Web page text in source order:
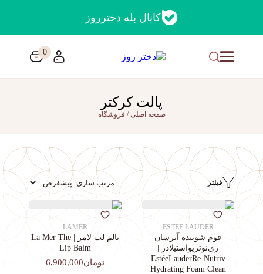
کانال بله دخترروز
0
پالت کرکتر
صفحه اصلی/ فروشگاه
فیلتر
ESTEE LAUDER
فوم شوینده آبرسان
ری‌نوتریواستیلادر |
EstéeLauderRe-Nutriv
Hydrating Foam Clean
LAMER
بالم لب لامر | La Mer The
Lip Balm
تومان6,900,000